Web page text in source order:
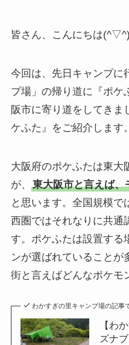
皆さん、こんにちは
今回は、先日キャンプに
プ場」の帰り道に『ポケ
阪市に寄り道をしてきま
ケふた』をご紹介します。
大阪府のポケふたは東大
が、
東大阪市と言えば、
と思います。全国規模で
西圏ではそれなりに共通
す。ポケふたは設置する
ンが選ばれていることが
街と言えばどんなポケモ
わかすぎの里キャンプ場の記事
【わ
ズナ